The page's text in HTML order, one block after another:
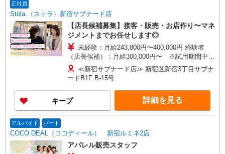
考慮 ※試用期間3ヶ月も同条件（首都圏：店長候
補は月給27万円〜）
ルミネ池袋店／ルミネ横浜／ルミネ大宮店／ルミ
ネ有楽町店 ルミネ立川店／ルミネ町田店／池袋
PARCO店／東京スカイツリータウン・ソラマチ店
イクスピアリ店／イオンレイクタウン店／ジョイ
ナス店／テラスモール湘南店 タカシマヤ ゲートタ
ワーモール店／イオン大高SC店 なんばCITY店／
天王寺MIO店／阪神梅田本店／京都ポルタ店／阪
急西宮ガーデンズ店 ルクアイーレ大阪店／岡山一
い。
正社員
Stola.（ストラ）新宿サブナード店
【店長候補募集】接客・販売・お店作り〜マネ
ジメントまでお任せします◎
未経験：月給243,800円〜400,000円 経験者
（店長候補）：月給300,000円〜 ※試用期間中は
270,000円〜 ★固定残業手当：30,800円（月給に
含む） ※経験・能力考慮 ※固定残業時間は1ヶ月
あたり20時間、超過時は追加で残業手当支給 ※月
3万円まで交通費支給 ※試用期間（2〜3ヶ月）も
同条件 【手当】固定残業手当／資格手当／店舗職
制手当／住宅手当（実家外かつ賃貸の場合のみ別
当の種類はエリアにより異なります。詳細は面接
時にお尋ねください。
≪新宿サブナード店≫ 新宿区新宿3丁目サブナ
ードB1F B-15号
キープ 詳細を見る
アルバイト パート
COCO DEAL（ココディール） 新宿ルミネ2店
アパレル販売スタッフ